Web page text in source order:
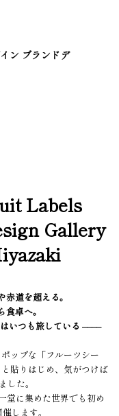
ン ブランドデ
Labels
Gallery
道を超える。
卓へ。
いつも旅している ––––
ップな「フルーツシー
貼りはじめ、気がつけば
した。
堂に集めた世界でも初め
します。